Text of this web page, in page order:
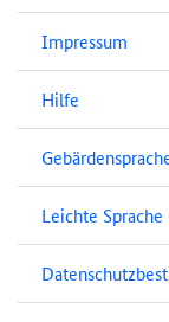
Impressum
Hilfe
Leichte Sprache